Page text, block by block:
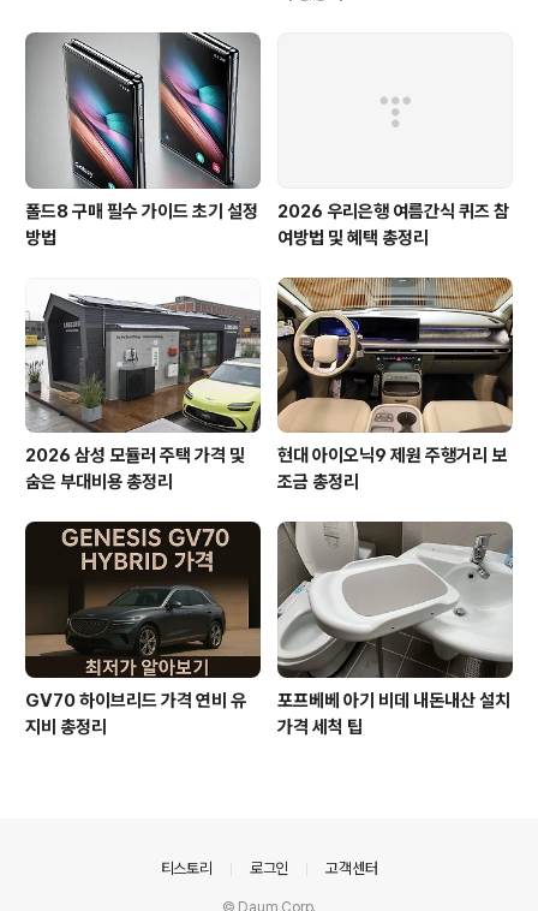
폴드8 구매 필수 가이드 초기 설정
방법
2026 우리은행 여름간식 퀴즈 참
여방법 및 혜택 총정리
2026 삼성 모듈러 주택 가격 및
숨은 부대비용 총정리
현대 아이오닉9 제원 주행거리 보
조금 총정리
GV70 하이브리드 가격 연비 유
지비 총정리
포프베베 아기 비데 내돈내산 설치
가격 세척 팁
티스토리 로그인 고객센터
© Daum Corp.